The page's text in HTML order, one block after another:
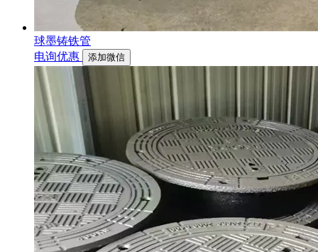
球墨铸铁管
电询优惠
添加微信